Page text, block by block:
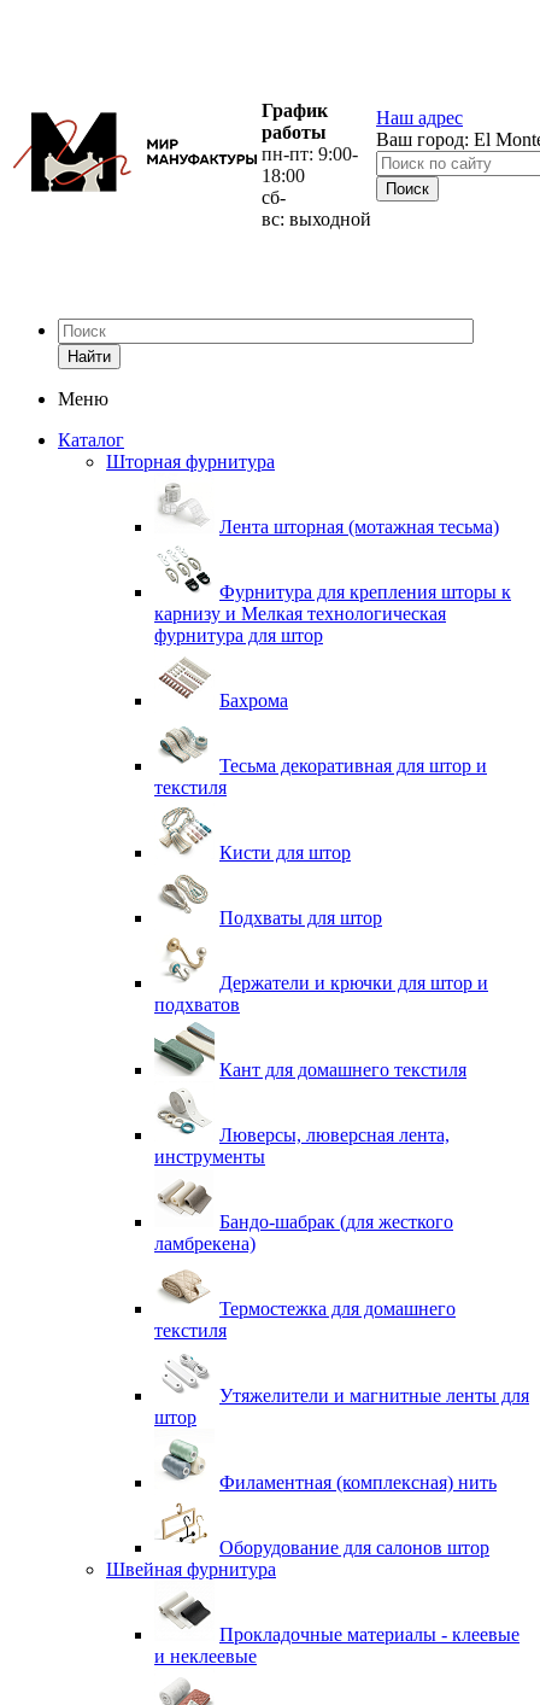
График
работы
пн-пт: 9:00-
18:00
сб-
вс: выходной
Наш адрес
Ваш город: El
Найти
Меню
Каталог
Шторная фурнитура
Лента шторная (мотажная тесьма)
Фурнитура для крепления шторы к
карнизу и Мелкая технологическая
фурнитура для штор
Бахрома
Тесьма декоративная для штор и
текстиля
Кисти для штор
Подхваты для штор
Держатели и крючки для штор и
подхватов
Кант для домашнего текстиля
Люверсы, люверсная лента,
инструменты
Бандо-шабрак (для жесткого
ламбрекена)
Термостежка для домашнего
текстиля
Утяжелители и магнитные ленты для
штор
Филаментная (комплексная) нить
Оборудование для салонов штор
Швейная фурнитура
Прокладочные материалы - клеевые
и неклеевые